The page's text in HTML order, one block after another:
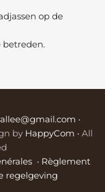
op de
betreden.
•
by HappyCom • All
• Règlement
regelgeving